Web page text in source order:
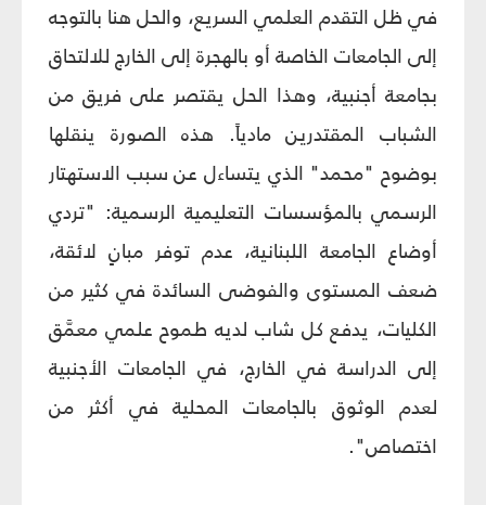
في ظل التقدم العلمي السريع، والحل هنا بالتوجه
إلى الجامعات الخاصة أو بالهجرة إلى الخارج للالتحاق
بجامعة أجنبية، وهذا الحل يقتصر على فريق من
الشباب المقتدرين مادياً. هذه الصورة ينقلها
بوضوح "محمد" الذي يتساءل عن سبب الاستهتار
الرسمي بالمؤسسات التعليمية الرسمية: "تردي
أوضاع الجامعة اللبنانية، عدم توفر مبانٍ لائقة،
ضعف المستوى والفوضى السائدة في كثير من
الكليات، يدفع كل شاب لديه طموح علمي معمَّق
إلى الدراسة في الخارج، في الجامعات الأجنبية
لعدم الوثوق بالجامعات المحلية في أكثر من
اختصاص".